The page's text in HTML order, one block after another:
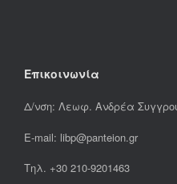
Επικοινωνία
Δ/νση: Λεωφ. Ανδρέα
E-mail: libp@panteion.gr
Τηλ. +30 210-9201463